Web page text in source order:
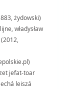
żydowski)
władysław
jefat-toar
leiszá